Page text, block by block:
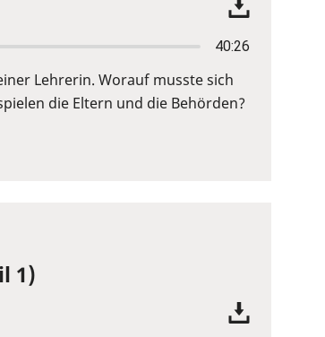
40:26
Lehrerin. Worauf musste sich
die Eltern und die Behörden?
1)